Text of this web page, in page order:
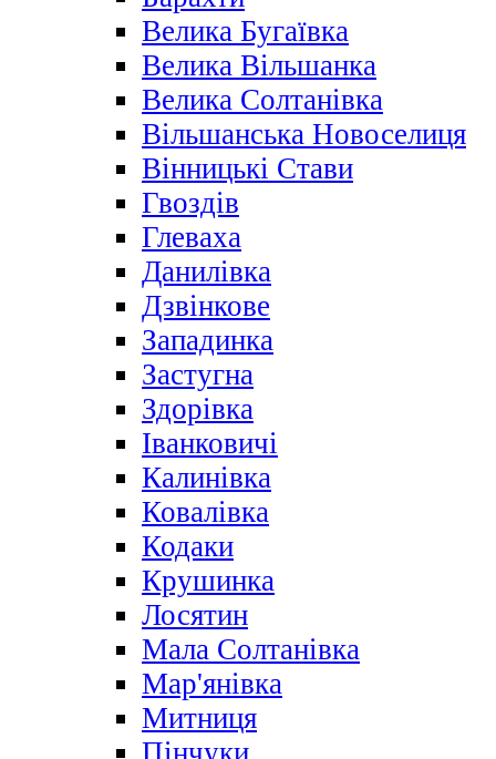
Велика Бугаївка
Велика Вільшанка
Велика Солтанівка
Вільшанська Новоселиця
Вінницькі Стави
Гвоздів
Глеваха
Данилівка
Дзвінкове
Западинка
Застугна
Здорівка
Іванковичі
Калинівка
Ковалівка
Кодаки
Крушинка
Лосятин
Мала Солтанівка
Мар'янівка
Митниця